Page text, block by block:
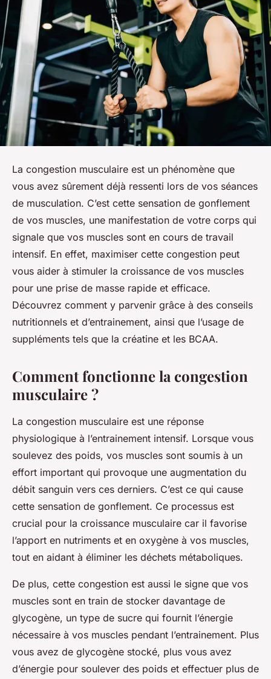
La congestion musculaire est un phénomène que
vous avez sûrement déjà ressenti lors de vos séances
de musculation. C’est cette sensation de gonflement
de vos muscles, une manifestation de votre corps qui
signale que vos muscles sont en cours de travail
intensif. En effet, maximiser cette congestion peut
vous aider à stimuler la croissance de vos muscles
pour une prise de masse rapide et efficace.
Découvrez comment y parvenir grâce à des conseils
nutritionnels et d’entrainement, ainsi que l’usage de
suppléments tels que la créatine et les BCAA.
Comment fonctionne la congestion
musculaire ?
La congestion musculaire est une réponse
physiologique à l’entrainement intensif. Lorsque vous
soulevez des poids, vos muscles sont soumis à un
effort important qui provoque une augmentation du
débit sanguin vers ces derniers. C’est ce qui cause
cette sensation de gonflement. Ce processus est
crucial pour la croissance musculaire car il favorise
l’apport en nutriments et en oxygène à vos muscles,
tout en aidant à éliminer les déchets métaboliques.
De plus, cette congestion est aussi le signe que vos
muscles sont en train de stocker davantage de
glycogène, un type de sucre qui fournit l’énergie
nécessaire à vos muscles pendant l’entrainement. Plus
vous avez de glycogène stocké, plus vous avez
d’énergie pour soulever des poids et effectuer plus de